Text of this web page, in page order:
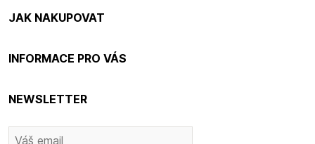
JAK NAKUPOVAT
INFORMACE PRO VÁS
NEWSLETTER